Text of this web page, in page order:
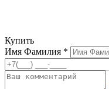
Купить
Имя Фамилия *